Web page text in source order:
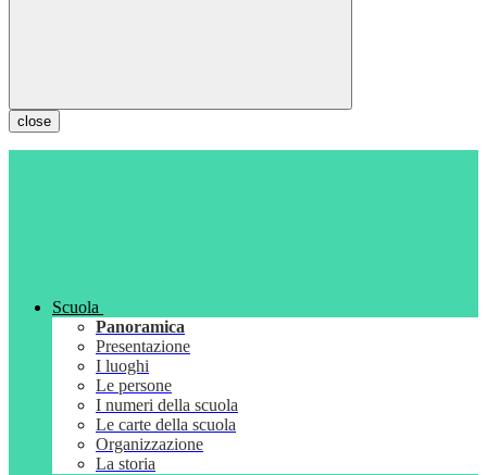
close
Scuola
Panoramica
Presentazione
I luoghi
Le persone
I numeri della scuola
Le carte della scuola
Organizzazione
La storia